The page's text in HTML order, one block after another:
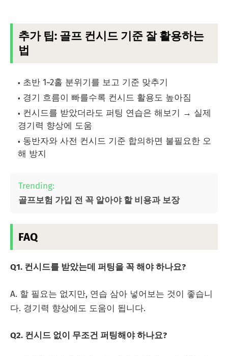
추가 팁: 골프 컨시드 기준 잘 활용하는
법
초반 1~2홀 분위기를 보고 기준 맞추기
경기 흐름이 빠를수록 컨시드 활용도 높아짐
컨시드를 받았더라도 퍼팅 연습은 해보기 → 실제
경기력 향상에 도움
동반자와 사전 컨시드 기준 합의하면 불필요한 오
해 방지
Trending:
골프보험 가입 전 꼭 알아야 할 비용과 보장
FAQ
Q1. 컨시드를 받았는데 퍼팅을 꼭 해야 하나요?
A. 할 필요는 없지만, 연습 삼아 넣어보는 것이 좋습니
다. 경기력 향상에도 도움이 됩니다.
Q2. 컨시드 없이 무조건 퍼팅해야 하나요?